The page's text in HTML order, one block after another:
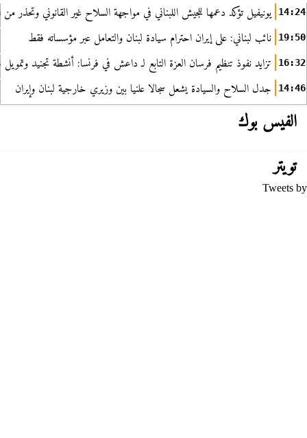
14:24 يونيفيل تؤكد دعمها للجيش اللبناني في مواجهة السلاح غير القانوني وتحذر من
19:50 نائب لبناني: على إيران احترام سيادة لبنان والتعامل عبر مؤسساته فقط
16:32 تزايد نفوذ تنظيم فرسان العزة التابع لـ داعش في فرنسا: أنشطة تجنيد
14:46 جدل السلاح والسيادة يشعل سجالا علنيا بين وزيري خارجية لبنان وإيران
الفيس بوك
تويتر
Tweets by